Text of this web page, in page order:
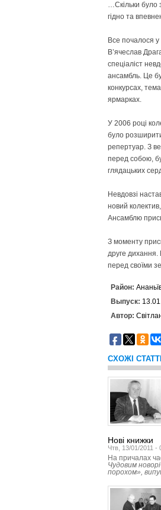
…Скільки було
гідно та
Все почалося
В’ячеслав
спеціаліст
ансамбль. Це
конкурсах,
ярмарках.
У 2006 році
було
репертуар. З
перед собою,
глядацьких
Невдовзі
новий
Ансамблю
З моменту
друге дихання.
перед своїми
Район:
Выпуск:
Автор:
СХОЖІ СТАТТІ
Нові книжки
Чтв, 13/01/2011 -
На причалах
Чудовим
порохом»,